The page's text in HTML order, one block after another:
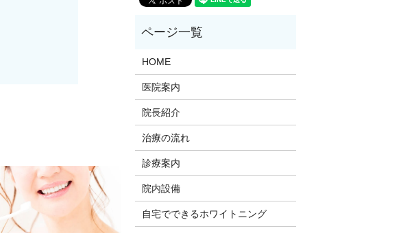
HOME
医院案内
院長紹介
治療の流れ
診療案内
院内設備
自宅でできるホワイトニング